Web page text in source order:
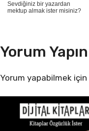
Sevdiğiniz bir yazardan
mektup almak ister misiniz?
Yorum Yapın
Yorum yapabilmek için